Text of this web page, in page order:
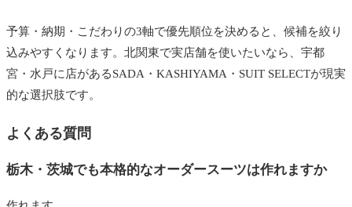
予算・納期・こだわりの3軸で優先順位を決めると、候補を絞り
込みやすくなります。北関東で実店舗を使いたいなら、宇都
宮・水戸に店があるSADA・KASHIYAMA・SUIT SELECTが現実
的な選択肢です。
よくある質問
栃木・茨城でも本格的なオーダースーツは作れますか